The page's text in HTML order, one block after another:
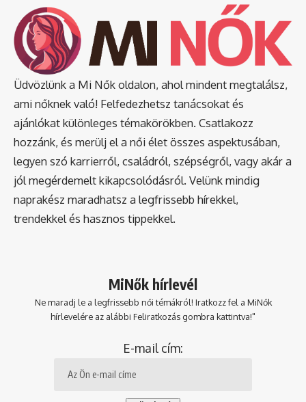
Üdvözlünk a Mi Nők oldalon, ahol mindent megtalálsz,
ami nőknek való! Felfedezhetsz tanácsokat és
ajánlókat különleges témakörökben. Csatlakozz
hozzánk, és merülj el a női élet összes aspektusában,
legyen szó karrierről, családról, szépségről, vagy akár a
jól megérdemelt kikapcsolódásról. Velünk mindig
naprakész maradhatsz a legfrissebb hírekkel,
trendekkel és hasznos tippekkel.
MiNők hírlevél
Ne maradj le a legfrissebb női témákról! Iratkozz fel a MiNők
hírlevelére az alábbi Feliratkozás gombra kattintva!"
E-mail cím: